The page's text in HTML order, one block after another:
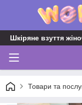
Шкіряне взуття
Товари та